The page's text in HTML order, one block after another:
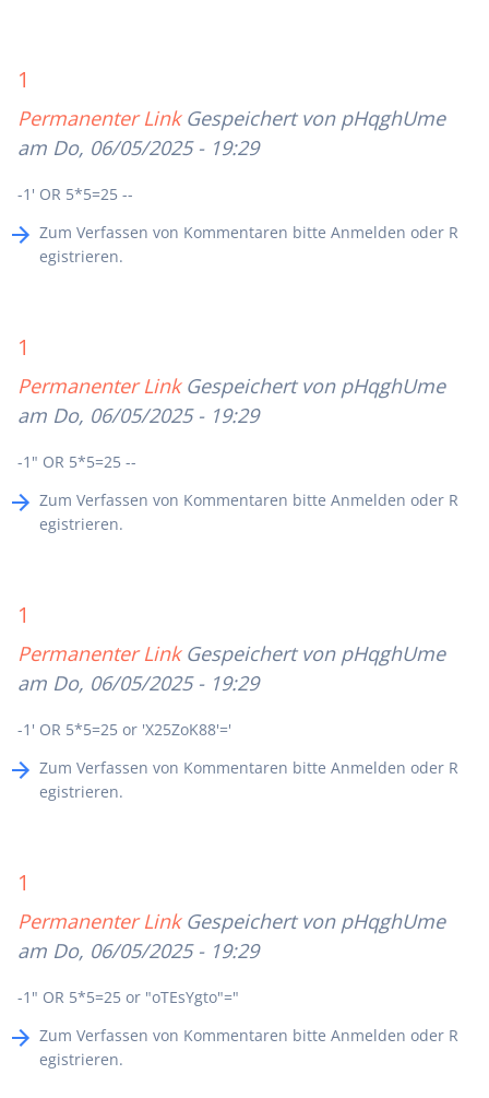
1
Permanenter Link Gespeichert von pHqghUme
am Do, 06/05/2025 - 19:29
-1' OR 5*5=25 --
Zum Verfassen von Kommentaren bitte Anmelden oder R
egistrieren.
1
Permanenter Link Gespeichert von pHqghUme
am Do, 06/05/2025 - 19:29
-1" OR 5*5=25 --
Zum Verfassen von Kommentaren bitte Anmelden oder R
egistrieren.
1
Permanenter Link Gespeichert von pHqghUme
am Do, 06/05/2025 - 19:29
-1' OR 5*5=25 or 'X25ZoK88'='
Zum Verfassen von Kommentaren bitte Anmelden oder R
egistrieren.
1
Permanenter Link Gespeichert von pHqghUme
am Do, 06/05/2025 - 19:29
-1" OR 5*5=25 or "oTEsYgto"="
Zum Verfassen von Kommentaren bitte Anmelden oder R
egistrieren.